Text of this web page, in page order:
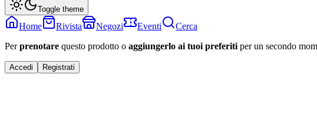
Toggle theme
Home Rivista Negozi Eventi
Cerca
Perprenotare questo prodotto o aggiungerlo ai tuoi preferiti per un secondo
Accedi Registrati